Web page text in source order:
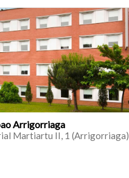
Arrigorriaga
Martiartu II, 1 (Arrigorriaga)